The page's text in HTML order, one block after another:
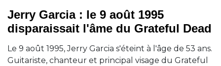
Jerry Garcia : le 9 août 1995
disparaissait l'âme du Grateful Dead
Le 9 août 1995, Jerry Garcia s'éteint à l'âge de 53 ans.
Guitariste, chanteur et principal visage du Grateful